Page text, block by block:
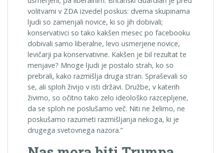
volitvami v ZDA izvedel poskus: dvema skupinama
ljudi so zamenjali novice, ki so jih dobivali;
konservativci so tako kakšen mesec po facebooku
dobivali samo liberalne, levo usmerjene novice,
levičarji pa konservativne. Kakšen je bil rezultat te
menjave? Mnoge ljudi je postalo strah, ko so
prebrali, kako razmišlja druga stran. Spraševali so
se, ali sploh živijo v isti državi. Družbe, v katerih
živimo, so očitno tako zelo ideološko razcepljene,
da se sploh ne poslušamo več. Niti ne želimo, ne
poskušamo razumeti razmišljanja nekoga, ki je
drugega svetovnega nazora.”